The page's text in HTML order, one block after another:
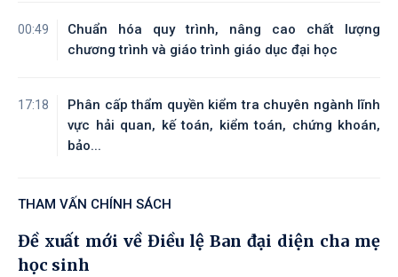
Tài liệu đính kèm
00:49
Chuẩn hóa quy trình, nâng cao chất lượng
chương trình và giáo trình giáo dục đại học
17:18
Phân cấp thẩm quyền kiểm tra chuyên ngành lĩnh
vực hải quan, kế toán, kiểm toán, chứng khoán,
bảo...
THAM VẤN CHÍNH SÁCH
Đề xuất mới về Điều lệ Ban đại diện cha mẹ
học sinh